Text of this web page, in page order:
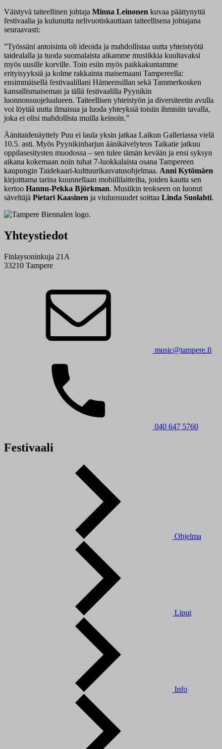
Väistyvä taiteellinen johtaja Minna Leinonen kuvaa päättynyttä
festivaalia ja kulunutta nelivuotiskauttaan taiteellisena johtajana
seuraavasti:
”Työssäni antoisinta oli ideoida ja mahdollistaa uutta yhteistyötä
taidealalla ja tuoda suomalaista aikamme musiikkia kuultavaksi
myös uusille korville. Toin esiin myös paikkakuntamme
erityisyyksiä ja kolme rakkainta maisemaani Tampereella:
ensimmäisellä festivaalillani Hämeensillan sekä Tammerkosken
kansallismaiseman ja tällä festivaalilla Pyynikin
luonnonsuojelualueen. Taiteellisen yhteistyön ja diversiteetin avulla
voi löytää uutta ilmaisua ja luoda yhteyksiä toisiin ihmisiin tavalla,
joka ei olisi mahdollista muilla keinoin.”
Äänitaidenäyttely Puu ei laula yksin jatkaa Laikun Galleriassa vielä
10.5. asti. Myös Pyynikinharjun äänikävelyteos Taikatie jatkuu
oppilasesitysten muodossa – sen tulee tämän kevään ja ensi syksyn
aikana kokemaan noin tuhat 7-luokkalaista osana Tampereen
kaupungin Taidekaari-kulttuurikasvatusohjelmaa. Anni Kytömäen
kirjoittama tarina kuunnellaan mobiililaitteilta, joiden kautta sen
kertoo Hannu-Pekka Björkman. Musiikin teokseen on luonut
säveltäjä Pietari Kaasinen ja viuluosuudet soittaa Linda Suolahti.
Yhteystiedot
Finlaysoninkuja 21A
33210 Tampere
music@tampere.fi
040 647 5760
Festivaali
Ohjelma
Liput
Info